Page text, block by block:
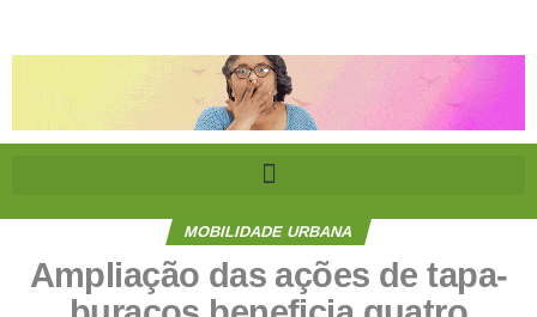
MOBILIDADE URBANA
Ampliação das ações de tapa-